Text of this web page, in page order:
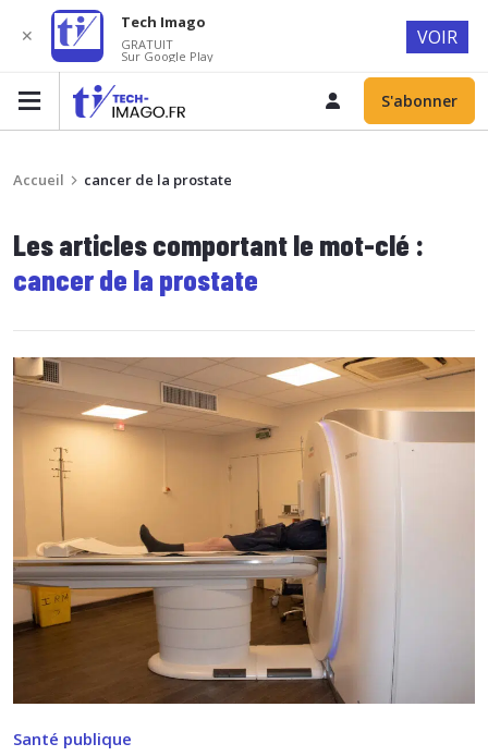
S'abonner
Accueil cancer de la prostate
Les articles comportant le mot-clé :
cancer de la prostate
Santé publique
✕
Tech Imago
GRATUIT
Sur Google Play
VOIR